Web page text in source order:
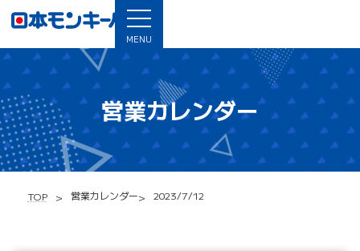
MENU
営業カレンダー
TOP 営業カレンダー 2023/7/12